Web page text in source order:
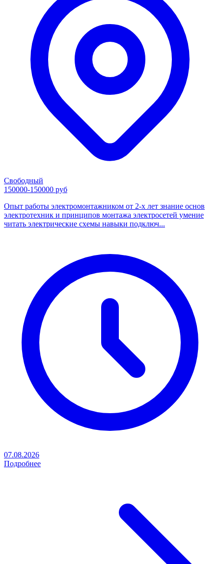
Свободный
150000-150000 руб
Опыт работы электромонтажником от 2-х лет знание основ
электротехник и принципов монтажа электросетей умение
читать электрические схемы навыки подключ...
07.08.2026
Подробнее